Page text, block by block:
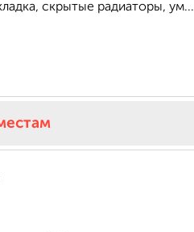
скрытые радиаторы, ум...